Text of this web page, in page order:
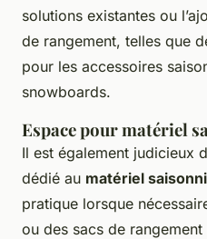
solutions existantes ou
de rangement, telles que
pour les accessoires
snowboards.
Espace pour matériel
Il est également judicieux
dédié au matériel
pratique lorsque
ou des sacs de